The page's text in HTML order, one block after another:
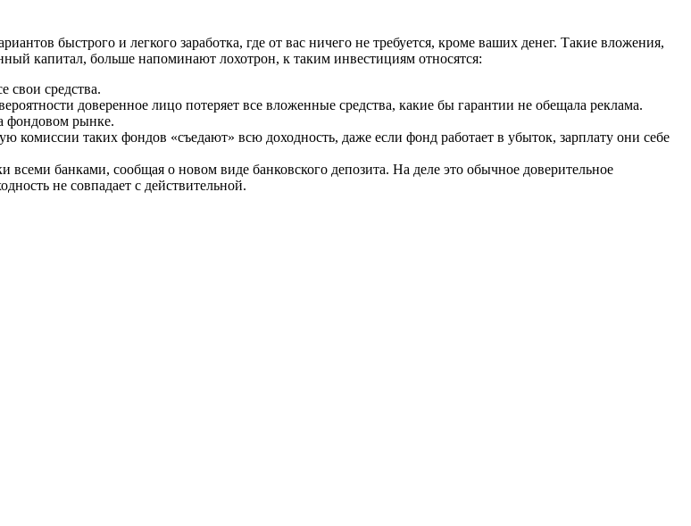
быстрого и легкого заработка, где от вас ничего не требуется, кроме ваших денег. Такие вложения,
капитал, больше напоминают лохотрон, к таким инвестициям относятся:
свои средства.
доверенное лицо потеряет все вложенные средства, какие бы гарантии не обещала реклама.
фондовом рынке.
комиссии таких фондов «съедают» всю доходность, даже если фонд работает в убыток, зарплату они себе
всеми банками, сообщая о новом виде банковского депозита. На деле это обычное доверительное
не совпадает с действительной.